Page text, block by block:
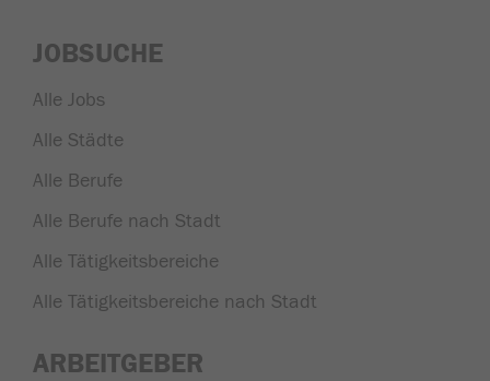
JOBSUCHE
Alle Jobs
Alle Städte
Alle Berufe
Alle Berufe nach Stadt
Alle Tätigkeitsbereiche
Alle Tätigkeitsbereiche nach Stadt
ARBEITGEBER